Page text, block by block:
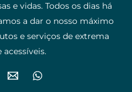
e vidas. Todos os dias há
a dar o nosso máximo
e serviços de extrema
acessíveis.